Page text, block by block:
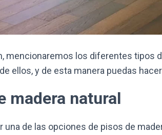
mencionaremos los diferentes tipos
ellos, y de esta manera puedas
madera natural
una de las opciones de pisos de